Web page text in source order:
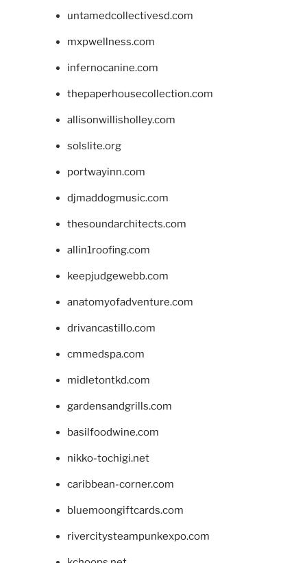
untamedcollectivesd.com
mxpwellness.com
infernocanine.com
thepaperhousecollection.com
allisonwillisholley.com
solslite.org
portwayinn.com
djmaddogmusic.com
thesoundarchitects.com
allin1roofing.com
keepjudgewebb.com
anatomyofadventure.com
drivancastillo.com
cmmedspa.com
midletontkd.com
gardensandgrills.com
basilfoodwine.com
nikko-tochigi.net
caribbean-corner.com
bluemoongiftcards.com
rivercitysteampunkexpo.com